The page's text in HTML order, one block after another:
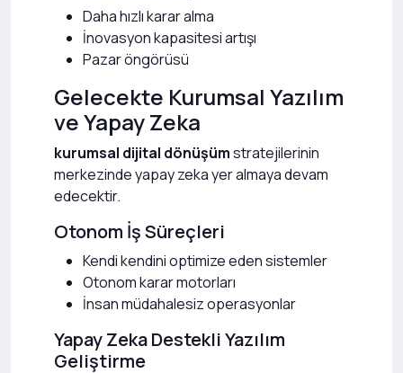
Daha hızlı karar alma
İnovasyon kapasitesi artışı
Pazar öngörüsü
Gelecekte Kurumsal Yazılım
ve Yapay Zeka
kurumsal dijital dönüşümstratejilerinin
merkezinde yapay zeka yer almaya devam
edecektir.
Otonom İş Süreçleri
Kendi kendini optimize eden sistemler
Otonom karar motorları
İnsan müdahalesiz operasyonlar
Yapay Zeka Destekli Yazılım
Geliştirme